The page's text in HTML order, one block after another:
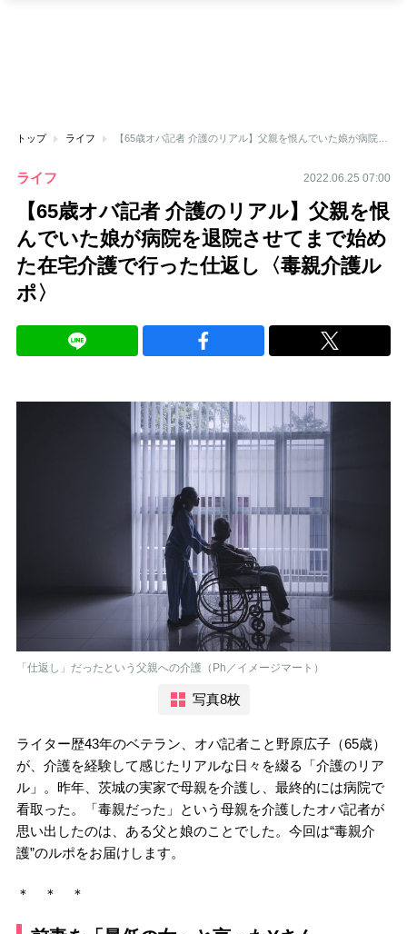
トップ ライフ 【65歳オバ記者 介護のリアル】父親を恨んでいた娘が病院を退院させてまで始めた在宅介護で行った仕返し〈毒親介護ルポ〉
ライフ 2022.06.25 07:00
【65歳オバ記者 介護のリアル】父親を恨
んでいた娘が病院を退院させてまで始め
た在宅介護で行った仕返し〈毒親介護ル
ポ〉
「仕返し」だったという父親への介護（Ph／イメージマート）
写真8枚
ライター歴43年のベテラン、オバ記者こと野原広子（65歳）
が、介護を経験して感じたリアルな日々を綴る「介護のリア
ル」。昨年、茨城の実家で母親を介護し、最終的には病院で
看取った。「毒親だった」という母親を介護したオバ記者が
思い出したのは、ある父と娘のことでした。今回は“毒親介
護”のルポをお届けします。
＊ ＊ ＊